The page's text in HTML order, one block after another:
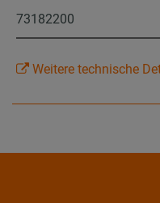
73182200
Weitere technische